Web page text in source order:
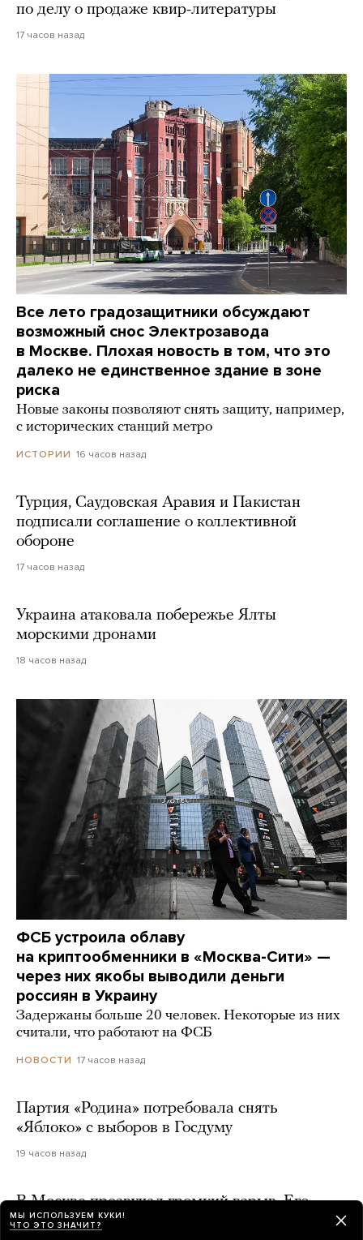
по делу о продаже квир-литературы
17 часов назад
Все лето градозащитники обсуждают
возможный снос Электрозавода
в Москве. Плохая новость в том, что это
далеко не единственное здание в зоне
риска
Новые законы позволяют снять защиту, например,
с исторических станций метро
ИСТОРИИ 16 часов назад
Турция, Саудовская Аравия и Пакистан
подписали соглашение о коллективной
обороне
17 часов назад
Украина атаковала побережье Ялты
морскими дронами
18 часов назад
ФСБ устроила облаву
на криптообменники в «Москва-Сити» —
через них якобы выводили деньги
россиян в Украину
Задержаны больше 20 человек. Некоторые из них
считали, что работают на ФСБ
НОВОСТИ 17 часов назад
Партия «Родина» потребовала снять
«Яблоко» с выборов в Госдуму
19 часов назад
В Москве прозвучал громкий взрыв. Его
слышали в разных частях города. Что это
МЫ ИСПОЛЬЗУЕМ КУКИ!
ЧТО ЭТО ЗНАЧИТ?